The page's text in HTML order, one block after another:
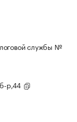
службы №
р,44